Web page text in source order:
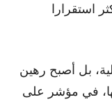
استقرارا
بل أصبح رهين
في مؤشر على